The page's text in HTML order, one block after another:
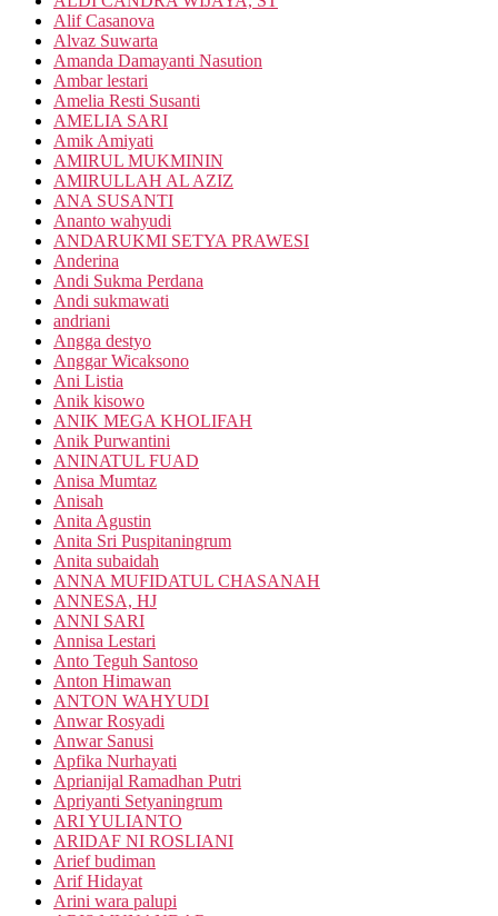
Alif Casanova
Alvaz Suwarta
Amanda Damayanti Nasution
Ambar lestari
Amelia Resti Susanti
AMELIA SARI
Amik Amiyati
AMIRUL MUKMININ
AMIRULLAH AL AZIZ
ANA SUSANTI
Ananto wahyudi
ANDARUKMI SETYA PRAWESI
Anderina
Andi Sukma Perdana
Andi sukmawati
andriani
Angga destyo
Anggar Wicaksono
Ani Listia
Anik kisowo
ANIK MEGA KHOLIFAH
Anik Purwantini
ANINATUL FUAD
Anisa Mumtaz
Anisah
Anita Agustin
Anita Sri Puspitaningrum
Anita subaidah
ANNA MUFIDATUL CHASANAH
ANNESA, HJ
ANNI SARI
Annisa Lestari
Anto Teguh Santoso
Anton Himawan
ANTON WAHYUDI
Anwar Rosyadi
Anwar Sanusi
Apfika Nurhayati
Aprianijal Ramadhan Putri
Apriyanti Setyaningrum
ARI YULIANTO
ARIDAF NI ROSLIANI
Arief budiman
Arif Hidayat
Arini wara palupi